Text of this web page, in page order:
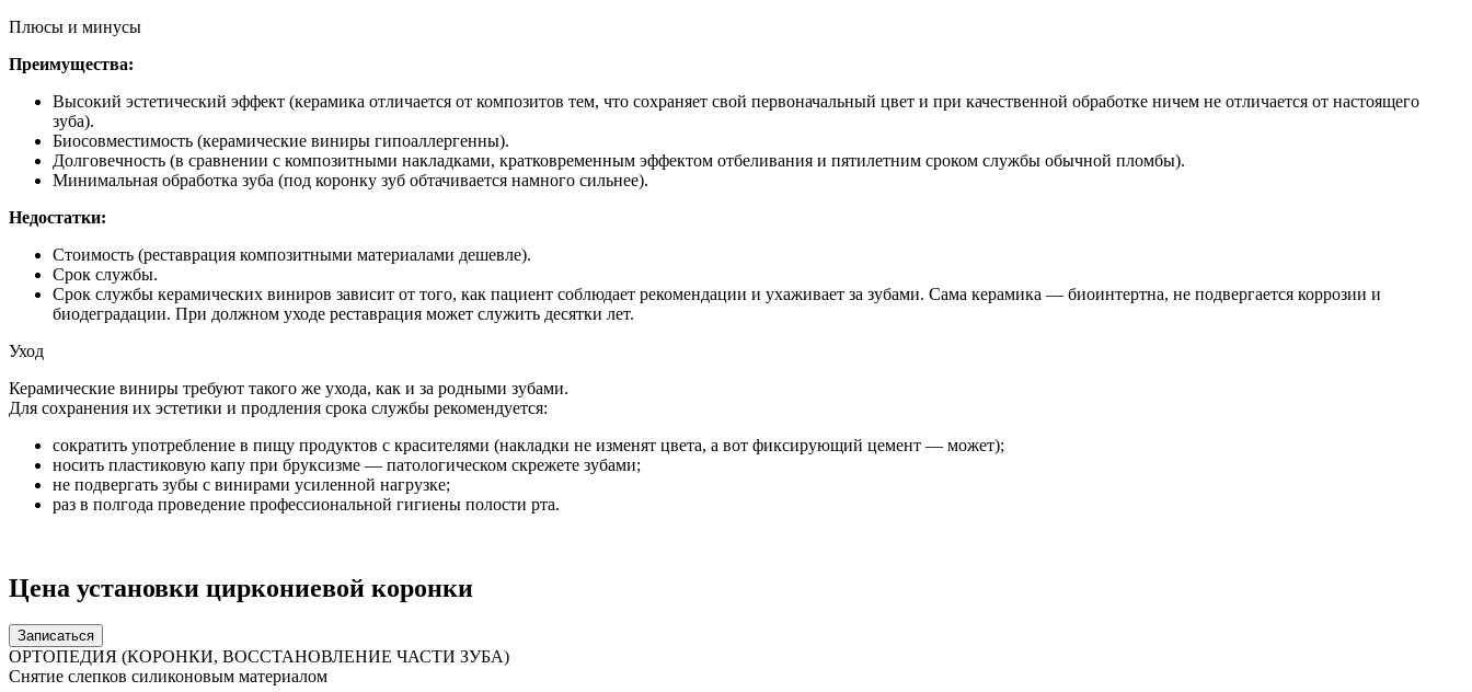
Плюсы и минусы
Преимущества:
Высокий эстетический эффект (керамика отличается от композитов тем, что сохраняет свой первоначальный цвет и при качественной обработке ничем не отличается от настоящего
зуба).
Биосовместимость (керамические виниры гипоаллергенны).
Долговечность (в сравнении с композитными накладками, кратковременным эффектом отбеливания и пятилетним сроком службы обычной пломбы).
Минимальная обработка зуба (под коронку зуб обтачивается намного сильнее).
Недостатки:
Стоимость (реставрация композитными материалами дешевле).
Срок службы.
Срок службы керамических виниров зависит от того, как пациент соблюдает рекомендации и ухаживает за зубами. Сама керамика — биоинтертна, не подвергается коррозии и
биодеградации. При должном уходе реставрация может служить десятки лет.
Уход
Керамические виниры требуют такого же ухода, как и за родными зубами.
Для сохранения их эстетики и продления срока службы рекомендуется:
сократить употребление в пищу продуктов с красителями (накладки не изменят цвета, а вот фиксирующий цемент — может);
носить пластиковую капу при бруксизме — патологическом скрежете зубами;
не подвергать зубы с винирами усиленной нагрузке;
раз в полгода проведение профессиональной гигиены полости рта.
Цена установки циркониевой коронки
Записаться
ОРТОПЕДИЯ (КОРОНКИ, ВОССТАНОВЛЕНИЕ ЧАСТИ ЗУБА)
Снятие слепков силиконовым материалом